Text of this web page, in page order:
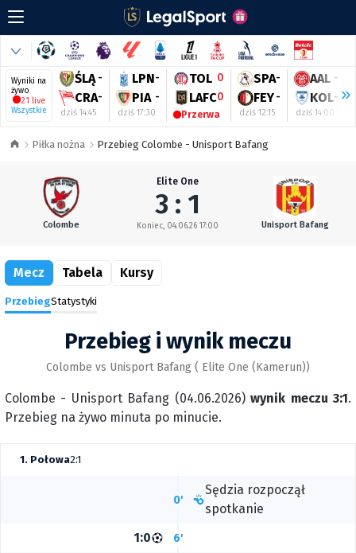
Wyniki na
żywo
21 live
Wszystkie
ŚLĄ -
CRA-
dziś 14:45
LPN-
PIA -
dziś 17:30
TOL 0
LAFC0
Przerwa
SPA-
FEY-
dziś 12:15
AAL -
KOL-
dziś 14:00
Piłka nożna Przebieg Colombe - Unisport Bafang
Colombe
Elite One
3 : 1
Koniec, 04.06.26 17:00 Unisport Bafang
Mecz Tabela Kursy
PrzebiegStatystyki
Przebieg i wynik meczu
Colombe vs Unisport Bafang ( Elite One (Kamerun))
Colombe - Unisport Bafang (04.06.2026)wynik meczu 3:1.
Przebieg na żywo minuta po minucie.
1. Połowa2:1
0'
Sędzia rozpoczął
spotkanie
1:0
6'